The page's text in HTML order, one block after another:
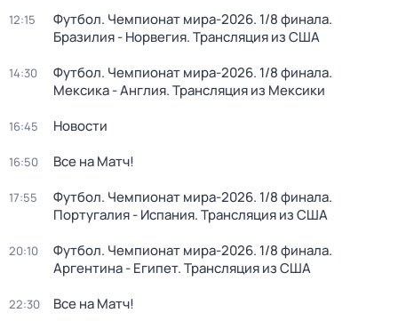
12:15
Футбол. Чемпионат мира-2026. 1/8 финала.
Бразилия - Норвегия. Трансляция из США
14:30
Футбол. Чемпионат мира-2026. 1/8 финала.
Мексика - Англия. Трансляция из Мексики
16:45 Новости
16:50 Все на Матч!
17:55
Футбол. Чемпионат мира-2026. 1/8 финала.
Португалия - Испания. Трансляция из США
20:10
Футбол. Чемпионат мира-2026. 1/8 финала.
Аргентина - Египет. Трансляция из США
22:30 Все на Матч!